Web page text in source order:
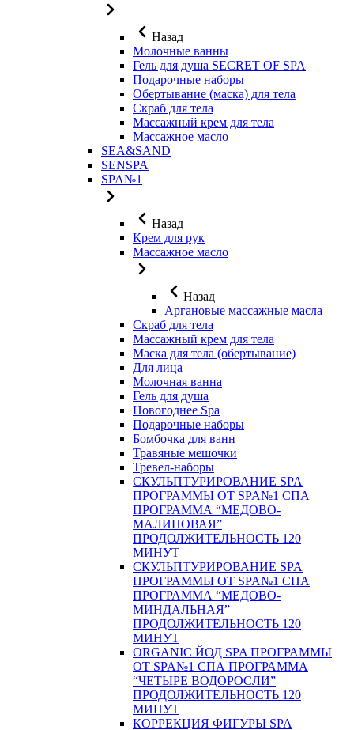
Назад
Молочные ванны
Гель для душа SECRET OF SPA
Подарочные наборы
Обертывание (маска) для тела
Скраб для тела
Массажный крем для тела
Массажное масло
SEA&SAND
SENSPA
SPA№1
Назад
Крем для рук
Массажное масло
Назад
Аргановые массажные масла
Скраб для тела
Массажный крем для тела
Маска для тела (обертывание)
Для лица
Молочная ванна
Гель для душа
Новогоднее Spa
Подарочные наборы
Бомбочка для ванн
Травяные мешочки
Тревел-наборы
СКУЛЬПТУРИРОВАНИЕ SPA
ПРОГРАММЫ ОТ SPA№1 СПА
ПРОГРАММА “МЕДОВО-
МАЛИНОВАЯ”
ПРОДОЛЖИТЕЛЬНОСТЬ 120
МИНУТ
СКУЛЬПТУРИРОВАНИЕ SPA
ПРОГРАММЫ ОТ SPA№1 СПА
ПРОГРАММА “МЕДОВО-
МИНДАЛЬНАЯ”
ПРОДОЛЖИТЕЛЬНОСТЬ 120
МИНУТ
ORGANIC ЙОД SPA ПРОГРАММЫ
ОТ SPA№1 СПА ПРОГРАММА
“ЧЕТЫРЕ ВОДОРОСЛИ”
ПРОДОЛЖИТЕЛЬНОСТЬ 120
МИНУТ
КОРРЕКЦИЯ ФИГУРЫ SPA